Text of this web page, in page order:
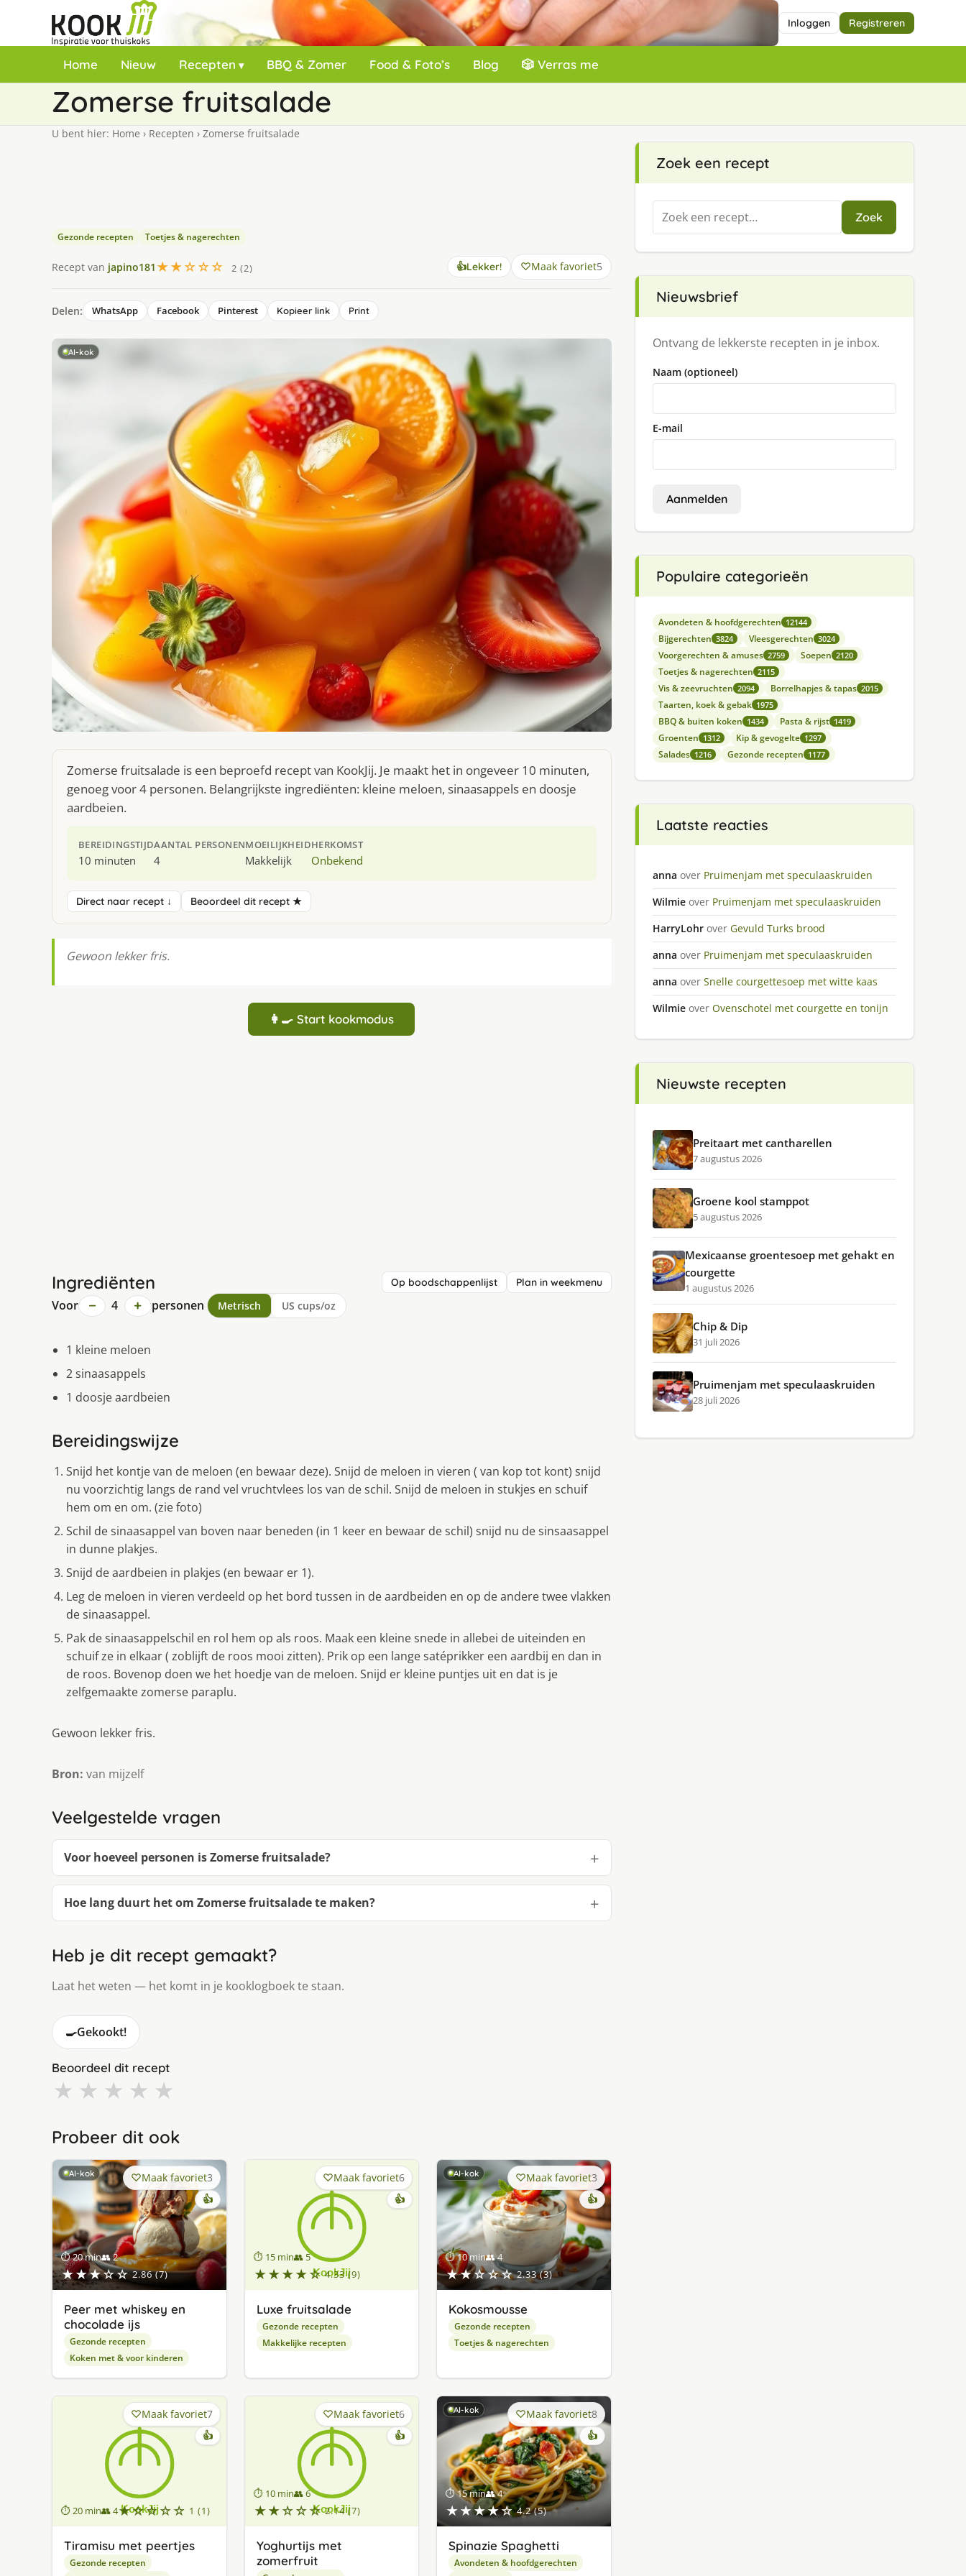
Inloggen Registreren
Home Nieuw Recepten BBQ & Zomer Food & Foto’s Blog 🎲 Verras me
Zomerse fruitsalade
U bent hier: Home › Recepten › Zomerse fruitsalade
Gezonde recepten Toetjes & nagerechten
Recept van japino181 ★★☆☆☆ 2 (2) 👍Lekker! Maak favoriet5
Delen: WhatsApp Facebook Pinterest Kopieer link Print
AI-kok
Zomerse fruitsalade is een beproefd recept van KookJij. Je maakt het in ongeveer 10 minuten,
genoeg voor 4 personen. Belangrijkste ingrediënten: kleine meloen, sinaasappels en doosje
aardbeien.
BEREIDINGSTIJD
10 minuten
AANTAL PERSONEN
4
MOEILIJKHEID
Makkelijk
HERKOMST
Onbekend
Direct naar recept ↓ Beoordeel dit recept ★
Gewoon lekker fris.
👩‍🍳 Start kookmodus
Ingrediënten Op boodschappenlijst Plan in weekmenu
Voor − 4 + personen Metrisch US cups/oz
1 kleine meloen
2 sinaasappels
1 doosje aardbeien
Bereidingswijze
Snijd het kontje van de meloen (en bewaar deze). Snijd de meloen in vieren ( van kop tot kont) snijd
nu voorzichtig langs de rand vel vruchtvlees los van de schil. Snijd de meloen in stukjes en schuif
hem om en om. (zie foto)
Schil de sinaasappel van boven naar beneden (in 1 keer en bewaar de schil) snijd nu de sinsaasappel
in dunne plakjes.
Snijd de aardbeien in plakjes (en bewaar er 1).
Leg de meloen in vieren verdeeld op het bord tussen in de aardbeiden en op de andere twee vlakken
de sinaasappel.
Pak de sinaasappelschil en rol hem op als roos. Maak een kleine snede in allebei de uiteinden en
schuif ze in elkaar ( zoblijft de roos mooi zitten). Prik op een lange satéprikker een aardbij en dan in
de roos. Bovenop doen we het hoedje van de meloen. Snijd er kleine puntjes uit en dat is je
zelfgemaakte zomerse paraplu.
Gewoon lekker fris.
Bron: van mijzelf
Veelgestelde vragen
Voor hoeveel personen is Zomerse fruitsalade?
Hoe lang duurt het om Zomerse fruitsalade te maken?
Heb je dit recept gemaakt?
Laat het weten — het komt in je kooklogboek te staan.
🍳Gekookt!
Beoordeel dit recept
★ ★ ★ ★ ★
Probeer dit ook
AI-kok
⏱ 20 min👥 2
★★★☆☆ 2.86 (7)
Maak favoriet3
👍
Peer met whiskey en
chocolade ijs
Gezonde recepten
Koken met & voor kinderen
⏱ 15 min👥 5
★★★★☆ 4.33 (9)
Maak favoriet6
👍
Luxe fruitsalade
Gezonde recepten
Makkelijke recepten
AI-kok
⏱ 10 min👥 4
★★☆☆☆ 2.33 (3)
Maak favoriet3
👍
Kokosmousse
Gezonde recepten
Toetjes & nagerechten
⏱ 20 min👥 4★☆☆☆☆ 1 (1)
Maak favoriet7
👍
Tiramisu met peertjes
Gezonde recepten
⏱ 10 min👥 6
★★☆☆☆ 2.14 (7)
Maak favoriet6
👍
Yoghurtijs met
zomerfruit
AI-kok
⏱ 15 min👥 4
★★★★☆ 4.2 (5)
Maak favoriet8
👍
Spinazie Spaghetti
Avondeten & hoofdgerechten
Zoek een recept
Zoeken
naar:
Zoek
Nieuwsbrief
Ontvang de lekkerste recepten in je inbox.
Naam (optioneel)
E-mail
Aanmelden
Populaire categorieën
Avondeten & hoofdgerechten 12144
Bijgerechten 3824 Vleesgerechten 3024
Voorgerechten & amuses 2759 Soepen 2120
Toetjes & nagerechten 2115
Vis & zeevruchten 2094 Borrelhapjes & tapas 2015
Taarten, koek & gebak 1975
BBQ & buiten koken 1434 Pasta & rijst 1419
Groenten 1312 Kip & gevogelte 1297
Salades 1216 Gezonde recepten 1177
Laatste reacties
anna over Pruimenjam met speculaaskruiden
Wilmie over Pruimenjam met speculaaskruiden
HarryLohr over Gevuld Turks brood
anna over Pruimenjam met speculaaskruiden
anna over Snelle courgettesoep met witte kaas
Wilmie over Ovenschotel met courgette en tonijn
Nieuwste recepten
Preitaart met cantharellen
7 augustus 2026
Groene kool stamppot
5 augustus 2026
Mexicaanse groentesoep met gehakt en
courgette
1 augustus 2026
Chip & Dip
31 juli 2026
Pruimenjam met speculaaskruiden
28 juli 2026